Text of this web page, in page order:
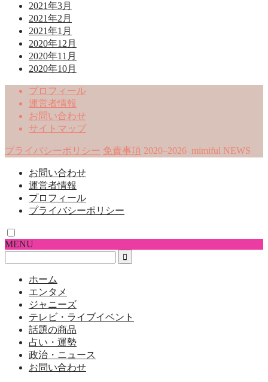
2021年3月
2021年2月
2021年1月
2020年12月
2020年11月
2020年10月
プロフィール
運営者情報
お問い合わせ
サイトマップ
プライバシーポリシー 免責事項 2020–2026 mimiful NEWS
お問い合わせ
運営者情報
プロフィール
プライバシーポリシー
MENU
ホーム
エンタメ
ジャニーズ
テレビ・ライブイベント
話題の商品
占い・運勢
政治・ニュース
お問い合わせ